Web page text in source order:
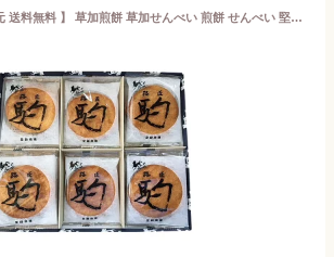
【 人気 お中元 送料無料 】 草加煎餅 草加せんべい 煎餅 せんべい 堅焼き 醤油 しょうゆ 焼き菓子 和菓子 お茶請け おやつ ギフト プレゼント 贈り物 お祝い 内祝い 手土産 埼玉名物